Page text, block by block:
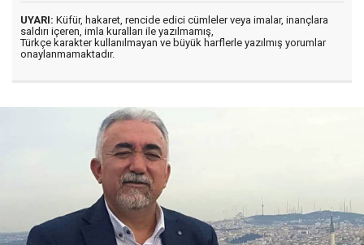
UYARI: Küfür, hakaret, rencide edici cümleler veya imalar, inançlara
saldırı içeren, imla kuralları ile yazılmamış,
Türkçe karakter kullanılmayan ve büyük harflerle yazılmış yorumlar
onaylanmamaktadır.